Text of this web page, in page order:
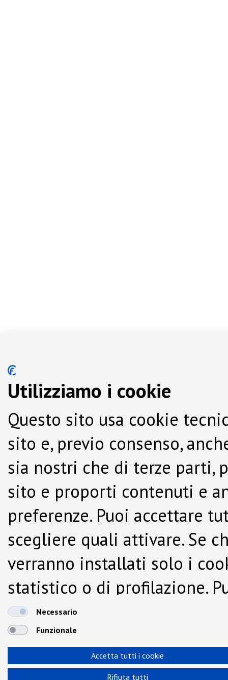
Utilizziamo i cookie
Questo sito usa cookie
sito e, previo consenso,
sia nostri che di terze parti,
sito e proporti contenuti e
preferenze. Puoi accettare
scegliere quali attivare. Se
verranno installati solo i
statistico o di profilazione.
dalla Cookie Policy.
Necessario
Funzionale
Accetta tutti i cookie
Rifiuta tutti